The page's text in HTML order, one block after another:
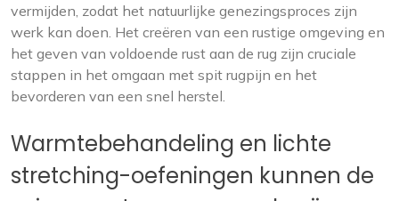
vermijden, zodat het natuurlijke genezingsproces zijn
werk kan doen. Het creëren van een rustige omgeving en
het geven van voldoende rust aan de rug zijn cruciale
stappen in het omgaan met spit rugpijn en het
bevorderen van een snel herstel.
Warmtebehandeling en lichte
stretching-oefeningen kunnen de